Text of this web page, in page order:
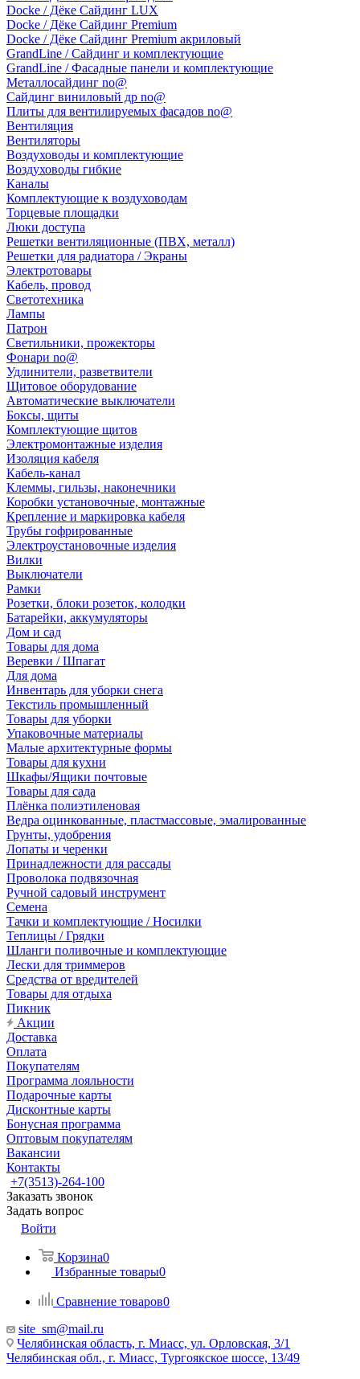
Docke / Дёке Сайдинг LUX
Docke / Дёке Сайдинг Premium
Docke / Дёке Сайдинг Premium акриловый
GrandLine / Сайдинг и комплектующие
GrandLine / Фасадные панели и комплектующие
Металлосайдинг no@
Сайдинг виниловый др no@
Плиты для вентилируемых фасадов no@
Вентиляция
Вентиляторы
Воздуховоды и комплектующие
Воздуховоды гибкие
Каналы
Комплектующие к воздуховодам
Торцевые площадки
Люки доступа
Решетки вентиляционные (ПВХ, металл)
Решетки для радиатора / Экраны
Электротовары
Кабель, провод
Светотехника
Лампы
Патрон
Светильники, прожекторы
Фонари no@
Удлинители, разветвители
Щитовое оборудование
Автоматические выключатели
Боксы, щиты
Комплектующие щитов
Электромонтажные изделия
Изоляция кабеля
Кабель-канал
Клеммы, гильзы, наконечники
Коробки установочные, монтажные
Крепление и маркировка кабеля
Трубы гофрированные
Электроустановочные изделия
Вилки
Выключатели
Рамки
Розетки, блоки розеток, колодки
Батарейки, аккумуляторы
Дом и сад
Товары для дома
Веревки / Шпагат
Для дома
Инвентарь для уборки снега
Текстиль промышленный
Товары для уборки
Упаковочные материалы
Малые архитектурные формы
Товары для кухни
Шкафы/Ящики почтовые
Товары для сада
Плёнка полиэтиленовая
Ведра оцинкованные, пластмассовые, эмалированные
Грунты, удобрения
Лопаты и черенки
Принадлежности для рассады
Проволока подвязочная
Ручной садовый инструмент
Семена
Тачки и комплектующие / Носилки
Теплицы / Грядки
Шланги поливочные и комплектующие
Лески для триммеров
Средства от вредителей
Товары для отдыха
Пикник
Акции
Доставка
Оплата
Покупателям
Программа лояльности
Подарочные карты
Дисконтные карты
Бонусная программа
Оптовым покупателям
Вакансии
Контакты
+7(3513)-264-100
Заказать звонок
Задать вопрос
Войти
Корзина0
Избранные товары0
Сравнение товаров0
site_sm@mail.ru
Челябинская область, г. Миасс, ул. Орловская, 3/1
Челябинская обл., г. Миасс, Тургоякское шоссе, 13/49